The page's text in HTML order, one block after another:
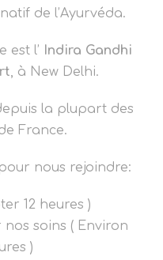
de l’Ayurvéda.
est l’ Indira Gandhi
, à New Delhi.
la plupart des
France.
nous rejoindre:
12 heures )
nos soins ( Environ
)